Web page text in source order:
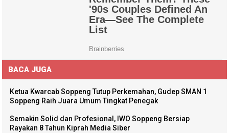
BACA JUGA
Ketua Kwarcab Soppeng Tutup Perkemahan, Gudep SMAN 1
Soppeng Raih Juara Umum Tingkat Penegak
Semakin Solid dan Profesional, IWO Soppeng Bersiap
Rayakan 8 Tahun Kiprah Media Siber